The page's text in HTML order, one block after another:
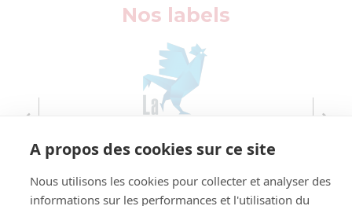
Nos labels
A propos des cookies sur ce site
Nous utilisons les cookies pour collecter et analyser des
informations sur les performances et l'utilisation du